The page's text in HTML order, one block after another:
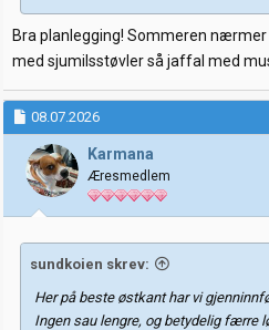
Bra planlegging! Sommeren
med sjumilsstøvler så jaffal med
08.07.2026
Karmana
Æresmedlem
sundkoien skrev:
Her på beste østkant har vi
Ingen sau lengre, og betydelig færre